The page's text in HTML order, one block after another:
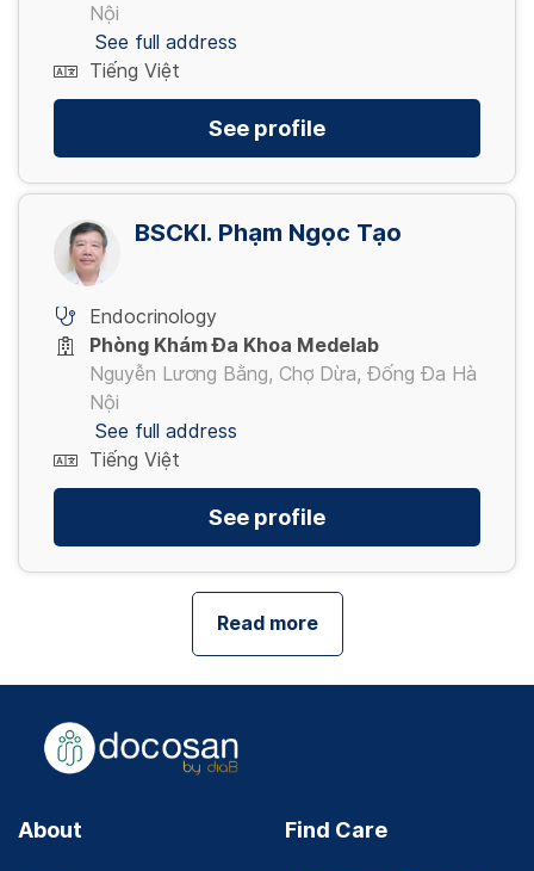
Nội
See full address
Tiếng Việt
See profile
BSCKI. Phạm Ngọc Tạo
Endocrinology
Phòng Khám Đa Khoa Medelab
Nguyễn Lương Bằng, Chợ Dừa, Đống Đa Hà
Nội
See full address
Tiếng Việt
See profile
Read more
About Find Care